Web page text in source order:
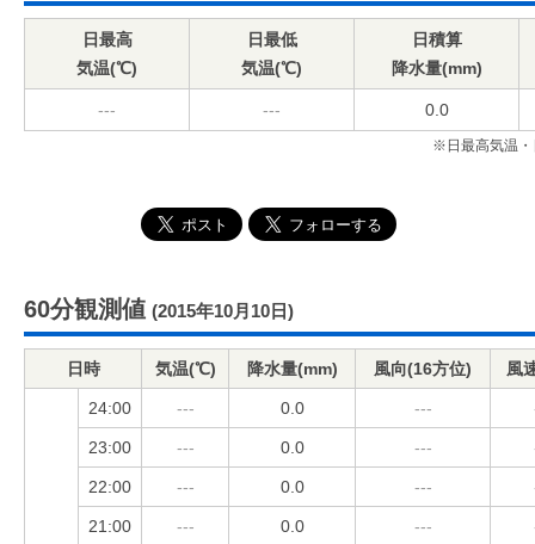
日最高
気温(℃)
日最低
気温(℃)
日積算
降水量(mm)
--- --- 0.0
※日最高気温・
60分観測値 (2015年10月10日)
日時 気温(℃) 降水量(mm) 風向(16方位) 風
24:00 --- 0.0 ---
23:00 --- 0.0 ---
22:00 --- 0.0 ---
21:00 --- 0.0 ---